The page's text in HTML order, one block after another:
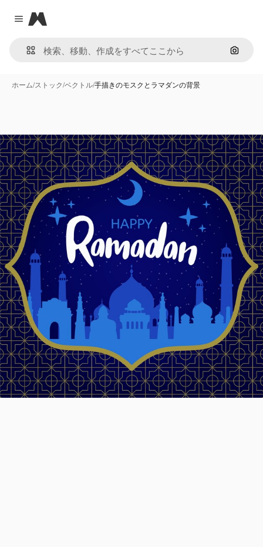
Close menu
Magnific
画像で
ホーム/ストック/ベクトル/手描きのモスクとラマダンの背景